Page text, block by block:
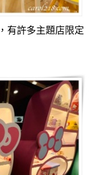
有許多主題店限定